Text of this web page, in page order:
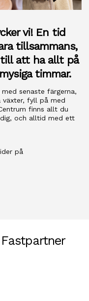
vi! En tid
tillsammans,
att ha allt på
timmar.
senaste färgerna,
växter, fyll på med
finns allt du
och alltid med ett
på